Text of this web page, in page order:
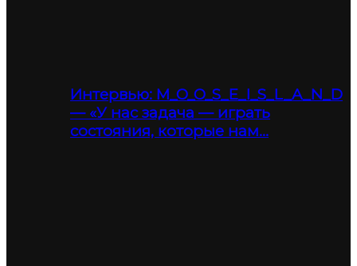
Интервью: M_O_O_S_E_I_S_L_A_N_D
— «У нас задача — играть
состояния, которые нам…